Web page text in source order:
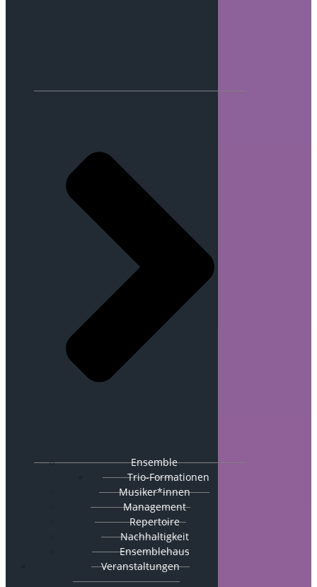
Ensemble
Trio-Formationen
Musiker*innen
Management
Repertoire
Nachhaltigkeit
Ensemblehaus
Veranstaltungen